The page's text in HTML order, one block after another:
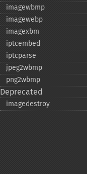
imagewbmp
imagewebp
imagexbm
iptcembed
iptcparse
jpeg2wbmp
png2wbmp
Deprecated
imagedestroy